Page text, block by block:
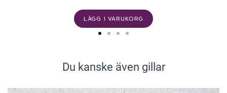
LÄGG I VARUKORG
Du kanske även gillar